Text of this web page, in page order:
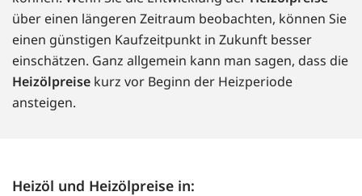
über einen längeren Zeitraum beobachten, können Sie
einen günstigen Kaufzeitpunkt in Zukunft besser
einschätzen. Ganz allgemein kann man sagen, dass die
Heizölpreise kurz vor Beginn der Heizperiode
ansteigen.
Heizöl und Heizölpreise in: